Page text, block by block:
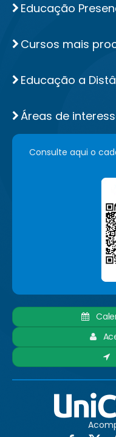
Educação
Cursos mais
Educação a
Áreas de
Consulte aqui o